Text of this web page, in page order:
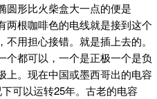
圆形比火柴盒大一点的便是
两根咖啡色的电线就是接到这个
用担心接错。就是插上去的。
个都可以，一个是正极一个是负
上。现在中国或墨西哥出的电容
可以运转25年。古老的电容